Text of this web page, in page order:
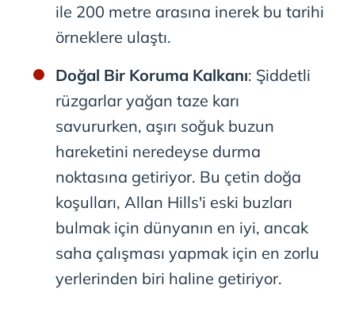
ile 200 metre arasına inerek bu tarihi
örneklere ulaştı.
Doğal Bir Koruma Kalkanı: Şiddetli
rüzgarlar yağan taze karı
savururken, aşırı soğuk buzun
hareketini neredeyse durma
noktasına getiriyor. Bu çetin doğa
koşulları, Allan Hills'i eski buzları
bulmak için dünyanın en iyi, ancak
saha çalışması yapmak için en zorlu
yerlerinden biri haline getiriyor.